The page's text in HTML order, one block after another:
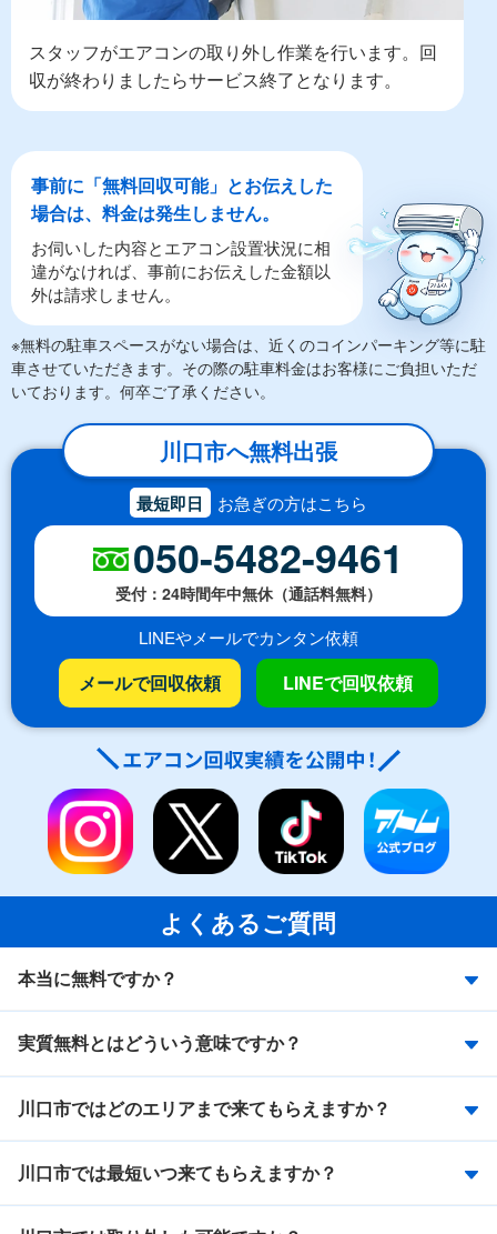
スタッフがエアコンの取り外し作業を行います。回
収が終わりましたらサービス終了となります。
事前に「無料回収可能」とお伝えした
場合は、料金は発生しません。
お伺いした内容とエアコン設置状況に相
違がなければ、事前にお伝えした金額以
外は請求しません。
※無料の駐車スペースがない場合は、近くのコインパーキング等に駐
車させていただきます。その際の駐車料金はお客様にご負担いただ
いております。何卒ご了承ください。
川口市へ無料出張
最短即日 お急ぎの方はこちら
050-5482-9461
受付：24時間年中無休（通話料無料）
LINEやメールでカンタン依頼
メールで回収依頼 LINEで回収依頼
よくあるご質問
本当に無料ですか？
実質無料とはどういう意味ですか？
川口市ではどのエリアまで来てもらえますか？
川口市では最短いつ来てもらえますか？